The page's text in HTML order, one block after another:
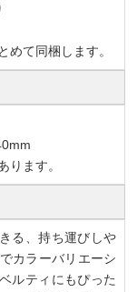
て同梱します。
ります。
る、持ち運びしや
カラーバリエーシ
ルティにもぴった